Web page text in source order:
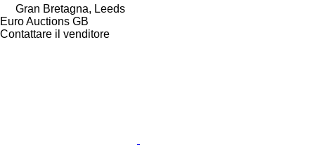
Gran Bretagna, Leeds
Euro Auctions GB
Contattare il venditore